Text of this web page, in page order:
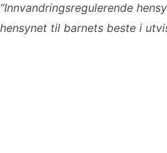
“Innvandringsregulerende
hensynet til barnets beste i